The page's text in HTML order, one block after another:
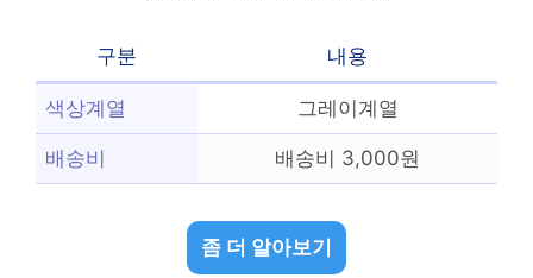
구분 내용
색상계열 그레이계열
배송비 배송비 3,000원
좀 더 알아보기